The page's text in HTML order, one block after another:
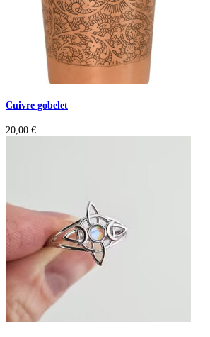
Cuivre gobelet
20,00 €